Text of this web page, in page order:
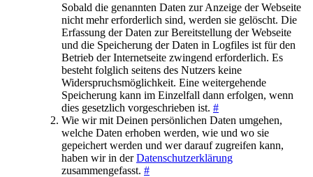
Sobald die genannten Daten zur Anzeige der Webseite
nicht mehr erforderlich sind, werden sie gelöscht. Die
Erfassung der Daten zur Bereitstellung der Webseite
und die Speicherung der Daten in Logfiles ist für den
Betrieb der Internetseite zwingend erforderlich. Es
besteht folglich seitens des Nutzers keine
Widerspruchsmöglichkeit. Eine weitergehende
Speicherung kann im Einzelfall dann erfolgen, wenn
dies gesetzlich vorgeschrieben ist. #
Wie wir mit Deinen persönlichen Daten umgehen,
welche Daten erhoben werden, wie und wo sie
gepeichert werden und wer darauf zugreifen kann,
haben wir in derDatenschutzerklärung
zusammengefasst. #